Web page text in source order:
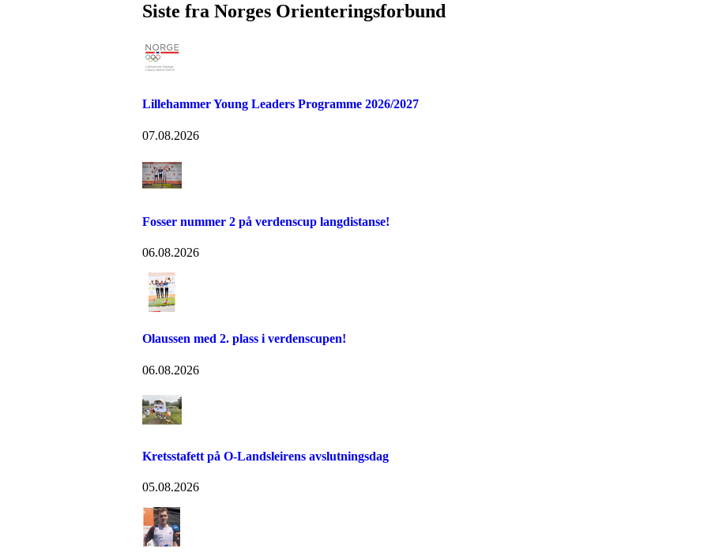
Siste fra Norges Orienteringsforbund
Lillehammer Young Leaders Programme 2026/2027
07.08.2026
Fosser nummer 2 på verdenscup langdistanse!
06.08.2026
Olaussen med 2. plass i verdenscupen!
06.08.2026
Kretsstafett på O-Landsleirens avslutningsdag
05.08.2026